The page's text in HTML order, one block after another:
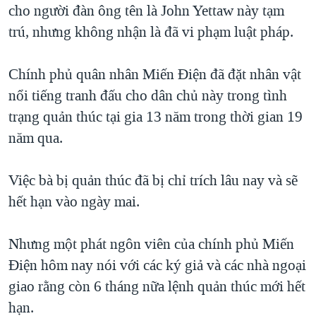
cho người đàn ông tên là John Yettaw này tạm
trú, nhưng không nhận là đã vi phạm luật pháp.
Chính phủ quân nhân Miến Điện đã đặt nhân vật
nổi tiếng tranh đấu cho dân chủ này trong tình
trạng quản thúc tại gia 13 năm trong thời gian 19
năm qua.
Việc bà bị quản thúc đã bị chỉ trích lâu nay và sẽ
hết hạn vào ngày mai.
Nhưng một phát ngôn viên của chính phủ Miến
Điện hôm nay nói với các ký giả và các nhà ngoại
giao rằng còn 6 tháng nữa lệnh quản thúc mới hết
hạn.